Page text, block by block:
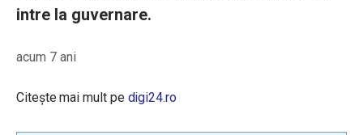
intre la guvernare.
acum 7 ani
Citește mai mult pe digi24.ro